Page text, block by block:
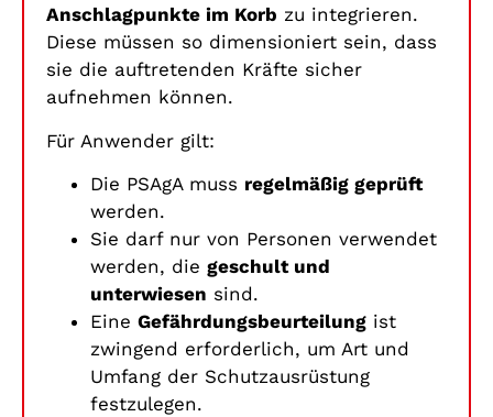
Anschlagpunkte im Korb zu integrieren.
Diese müssen so dimensioniert sein, dass
sie die auftretenden Kräfte sicher
aufnehmen können.
Für Anwender gilt:
Die PSAgA muss regelmäßig geprüft
werden.
Sie darf nur von Personen verwendet
werden, die geschult und
unterwiesen sind.
Eine Gefährdungsbeurteilung ist
zwingend erforderlich, um Art und
Umfang der Schutzausrüstung
festzulegen.